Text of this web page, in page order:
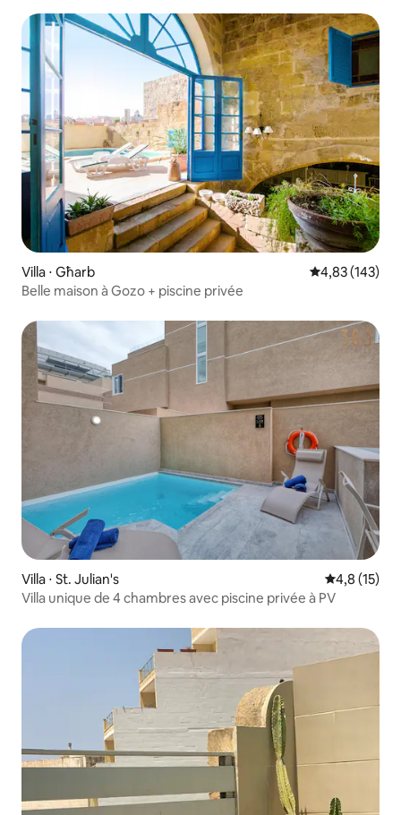
Villa ⋅ Għarb Évaluation
4,83 (143)
Belle maison à Gozo + piscine privée
Villa ⋅ St. Julian's Évaluation
4,8 (15)
Villa unique de 4 chambres avec piscine privée à PV